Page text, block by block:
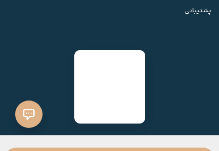
پشتیبانی